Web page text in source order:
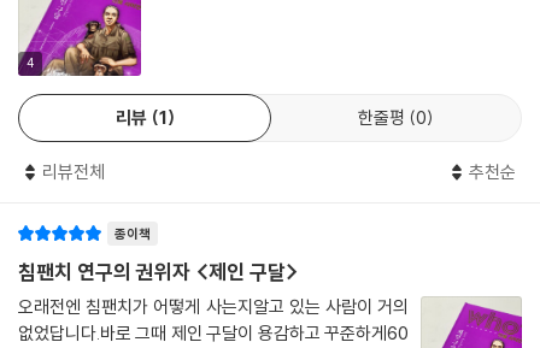
4
리뷰 1 한줄평 0
리뷰전체 추천순
종이책
침팬치 연구의 권위자 <제인 구달>
오래전엔 침팬치가 어떻게 사는지알고 있는 사람이 거의
없었답니다.바로 그때 제인 구달이 용감하고 꾸준하게60